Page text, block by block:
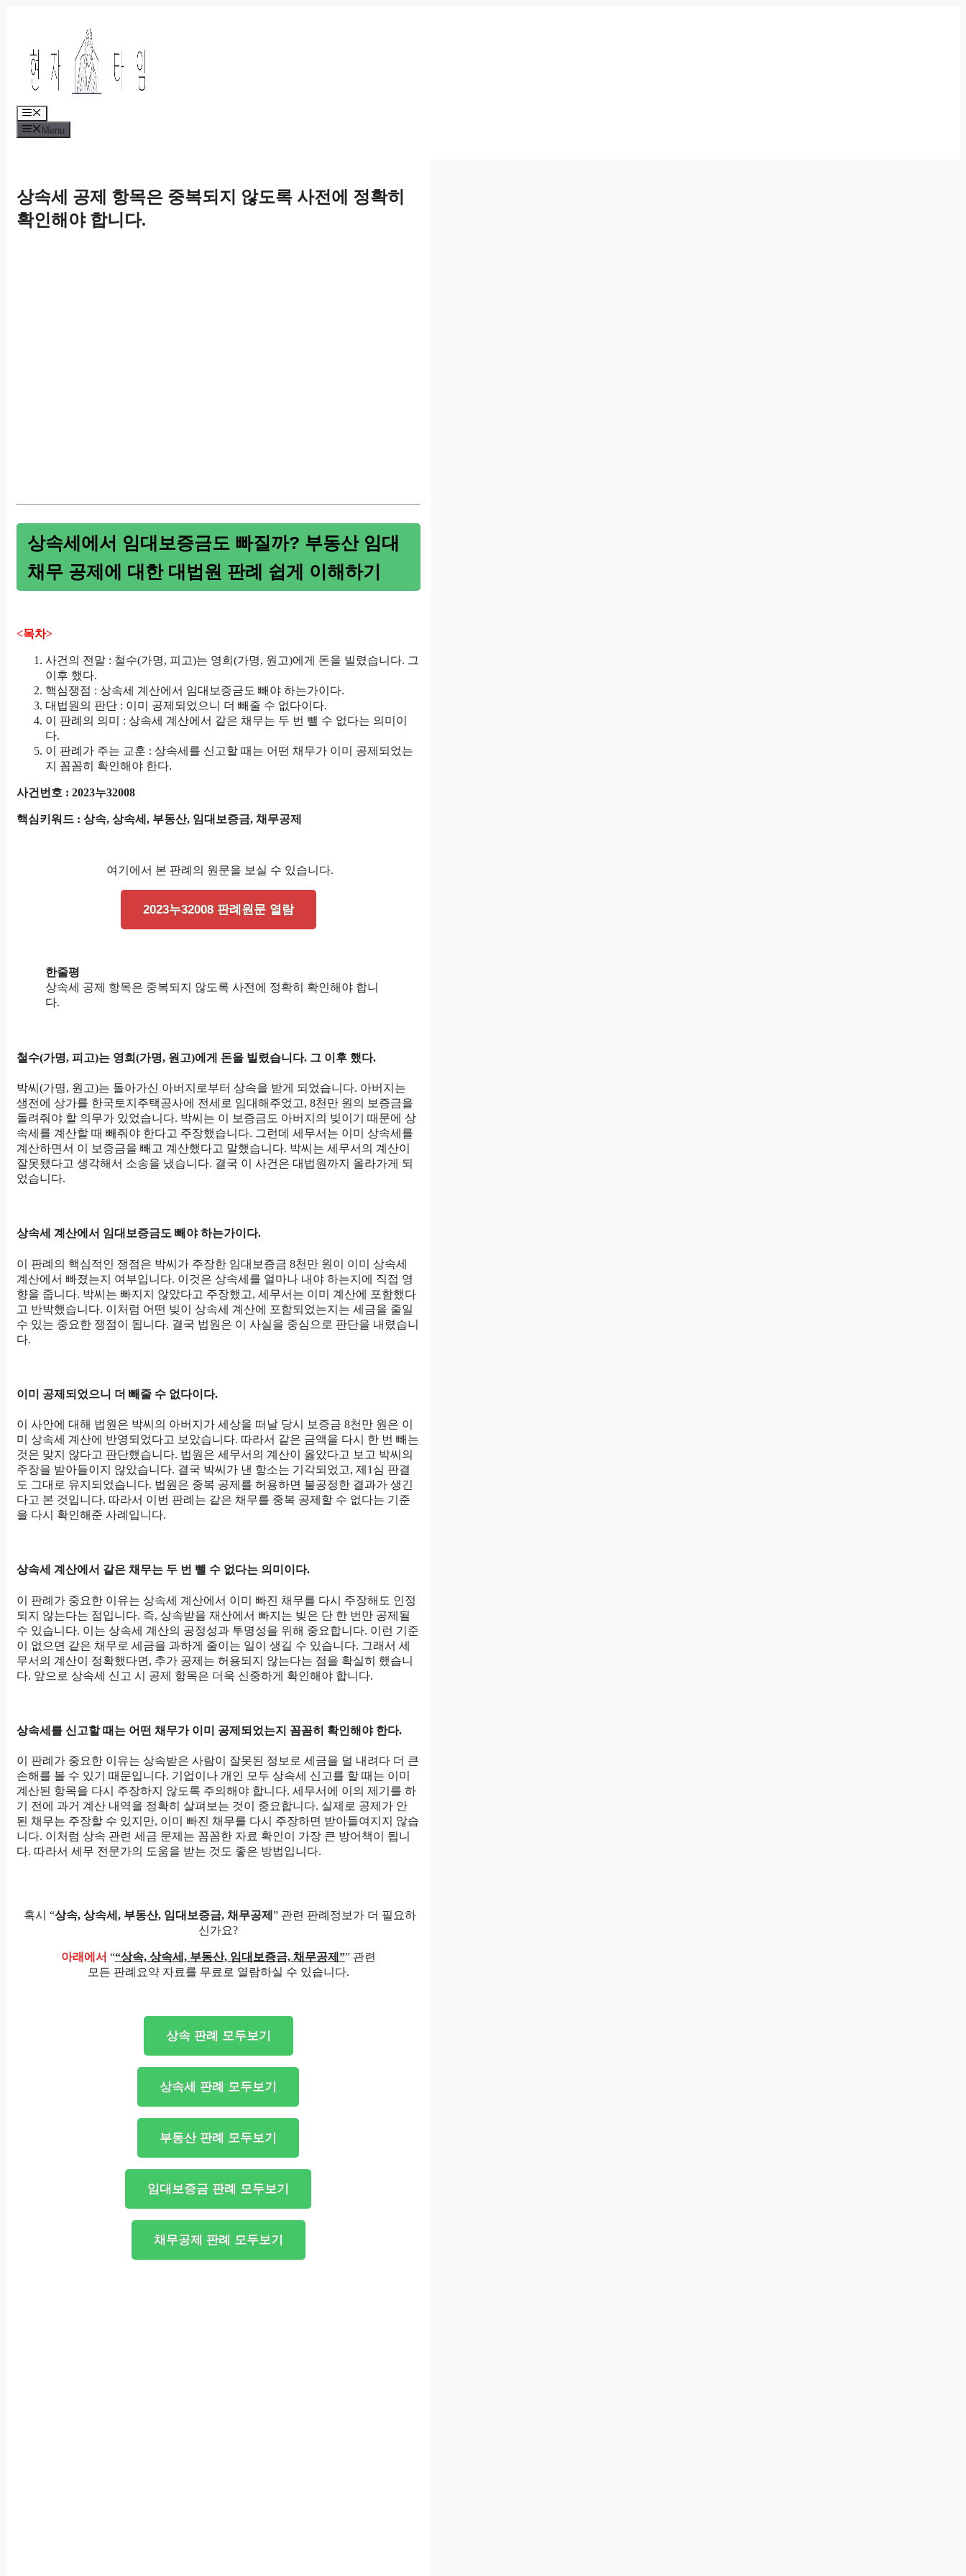
Menu
Menu
상속세 공제 항목은 중복되지 않도록 사전에 정확히
확인해야 합니다.
상속세에서 임대보증금도 빠질까? 부동산 임대
채무 공제에 대한 대법원 판례 쉽게 이해하기
<목차>
사건의 전말 : 철수(가명, 피고)는 영희(가명, 원고)에게 돈을 빌렸습니다. 그
이후 했다.
핵심쟁점 : 상속세 계산에서 임대보증금도 빼야 하는가이다.
대법원의 판단 : 이미 공제되었으니 더 빼줄 수 없다이다.
이 판례의 의미 : 상속세 계산에서 같은 채무는 두 번 뺄 수 없다는 의미이
다.
이 판례가 주는 교훈 : 상속세를 신고할 때는 어떤 채무가 이미 공제되었는
지 꼼꼼히 확인해야 한다.
사건번호 : 2023누32008
핵심키워드 : 상속, 상속세, 부동산, 임대보증금, 채무공제
여기에서 본 판례의 원문을 보실 수 있습니다.
2023누32008 판례원문 열람
한줄평
상속세 공제 항목은 중복되지 않도록 사전에 정확히 확인해야 합니
다.
철수(가명, 피고)는 영희(가명, 원고)에게 돈을 빌렸습니다. 그 이후 했다.
박씨(가명, 원고)는 돌아가신 아버지로부터 상속을 받게 되었습니다. 아버지는
생전에 상가를 한국토지주택공사에 전세로 임대해주었고, 8천만 원의 보증금을
돌려줘야 할 의무가 있었습니다. 박씨는 이 보증금도 아버지의 빚이기 때문에 상
속세를 계산할 때 빼줘야 한다고 주장했습니다. 그런데 세무서는 이미 상속세를
계산하면서 이 보증금을 빼고 계산했다고 말했습니다. 박씨는 세무서의 계산이
잘못됐다고 생각해서 소송을 냈습니다. 결국 이 사건은 대법원까지 올라가게 되
었습니다.
상속세 계산에서 임대보증금도 빼야 하는가이다.
이 판례의 핵심적인 쟁점은 박씨가 주장한 임대보증금 8천만 원이 이미 상속세
계산에서 빠졌는지 여부입니다. 이것은 상속세를 얼마나 내야 하는지에 직접 영
향을 줍니다. 박씨는 빠지지 않았다고 주장했고, 세무서는 이미 계산에 포함했다
고 반박했습니다. 이처럼 어떤 빚이 상속세 계산에 포함되었는지는 세금을 줄일
수 있는 중요한 쟁점이 됩니다. 결국 법원은 이 사실을 중심으로 판단을 내렸습니
다.
이미 공제되었으니 더 빼줄 수 없다이다.
이 사안에 대해 법원은 박씨의 아버지가 세상을 떠날 당시 보증금 8천만 원은 이
미 상속세 계산에 반영되었다고 보았습니다. 따라서 같은 금액을 다시 한 번 빼는
것은 맞지 않다고 판단했습니다. 법원은 세무서의 계산이 옳았다고 보고 박씨의
주장을 받아들이지 않았습니다. 결국 박씨가 낸 항소는 기각되었고, 제1심 판결
도 그대로 유지되었습니다. 법원은 중복 공제를 허용하면 불공정한 결과가 생긴
다고 본 것입니다. 따라서 이번 판례는 같은 채무를 중복 공제할 수 없다는 기준
을 다시 확인해준 사례입니다.
상속세 계산에서 같은 채무는 두 번 뺄 수 없다는 의미이다.
이 판례가 중요한 이유는 상속세 계산에서 이미 빠진 채무를 다시 주장해도 인정
되지 않는다는 점입니다. 즉, 상속받을 재산에서 빠지는 빚은 단 한 번만 공제될
수 있습니다. 이는 상속세 계산의 공정성과 투명성을 위해 중요합니다. 이런 기준
이 없으면 같은 채무로 세금을 과하게 줄이는 일이 생길 수 있습니다. 그래서 세
무서의 계산이 정확했다면, 추가 공제는 허용되지 않는다는 점을 확실히 했습니
다. 앞으로 상속세 신고 시 공제 항목은 더욱 신중하게 확인해야 합니다.
상속세를 신고할 때는 어떤 채무가 이미 공제되었는지 꼼꼼히 확인해야 한다.
이 판례가 중요한 이유는 상속받은 사람이 잘못된 정보로 세금을 덜 내려다 더 큰
손해를 볼 수 있기 때문입니다. 기업이나 개인 모두 상속세 신고를 할 때는 이미
계산된 항목을 다시 주장하지 않도록 주의해야 합니다. 세무서에 이의 제기를 하
기 전에 과거 계산 내역을 정확히 살펴보는 것이 중요합니다. 실제로 공제가 안
된 채무는 주장할 수 있지만, 이미 빠진 채무를 다시 주장하면 받아들여지지 않습
니다. 이처럼 상속 관련 세금 문제는 꼼꼼한 자료 확인이 가장 큰 방어책이 됩니
다. 따라서 세무 전문가의 도움을 받는 것도 좋은 방법입니다.
혹시 “상속, 상속세, 부동산, 임대보증금, 채무공제 ” 관련 판례정보가 더 필요하
신가요?
아래에서 ““상속, 상속세, 부동산, 임대보증금, 채무공제”” 관련
모든 판례요약 자료를 무료로 열람하실 수 있습니다.
상속 판례 모두보기
상속세 판례 모두보기
부동산 판례 모두보기
임대보증금 판례 모두보기
채무공제 판례 모두보기